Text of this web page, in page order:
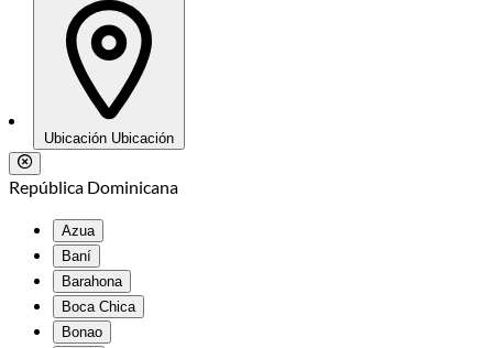
Ubicación Ubicación
República Dominicana
Azua
Baní
Barahona
Boca Chica
Bonao